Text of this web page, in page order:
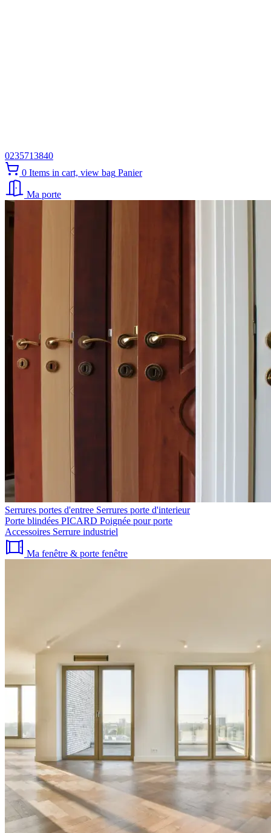
0235713840
0 Items in cart, view bag Panier
Ma porte
Serrures portes d'entree Serrures porte d'interieur
Porte blindées PICARD Poignée pour porte
Accessoires Serrure industriel
Ma fenêtre & porte fenêtre